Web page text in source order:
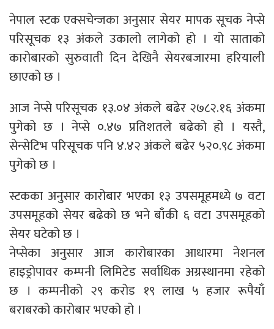
नेपाल स्टक एक्सचेन्जका अनुसार सेयर मापक सूचक नेप्से
परिसूचक १३ अंकले उकालो लागेको हो । यो साताको
कारोबारको सुरुवाती दिन देखिनै सेयरबजारमा हरियाली
छाएको छ ।
आज नेप्से परिसूचक १३.०४ अंकले बढेर २७८२.१६ अंकमा
पुगेको छ । नेप्से ०.४७ प्रतिशतले बढेको हो । यस्तै,
सेन्सेटिभ परिसूचक पनि ४.४२ अंकले बढेर ५२०.९८ अंकमा
पुगेको छ ।
स्टकका अनुसार कारोबार भएका १३ उपसमूहमध्ये ७ वटा
उपसमूहको सेयर बढेको छ भने बाँकी ६ वटा उपसमूहको
सेयर घटेको छ ।
नेप्सेका अनुसार आज कारोबारका आधारमा नेशनल
हाइड्रोपावर कम्पनी लिमिटेड सर्वाधिक अग्रस्थानमा रहेको
छ । कम्पनीको २९ करोड १९ लाख ५ हजार रूपैयाँ
बराबरको कारोबार भएको हो ।